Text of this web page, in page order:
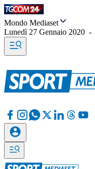
Mondo Mediaset
Lunedì 27 Gennaio 2020 -